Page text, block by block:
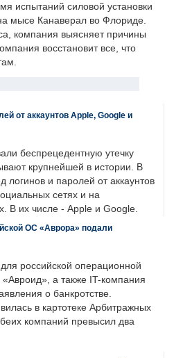
испытаний силовой установки
мысе Канаверал во Флориде.
компания выясняет причины
восстановит все, что
от аккаунтов Apple, Google и
беспрецедентную утечку
крупнейшей в истории. В
логинов и паролей от аккаунтов
сетях и на
В их числе - Apple и Google.
ОС «Аврора» подали
российской операционной
а также IT-компания
о банкротстве.
в картотеке Арбитражных
компаний превысил два